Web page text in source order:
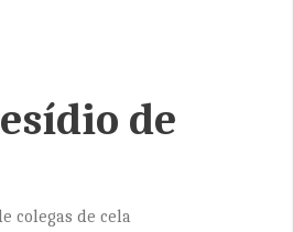
de
colegas de cela